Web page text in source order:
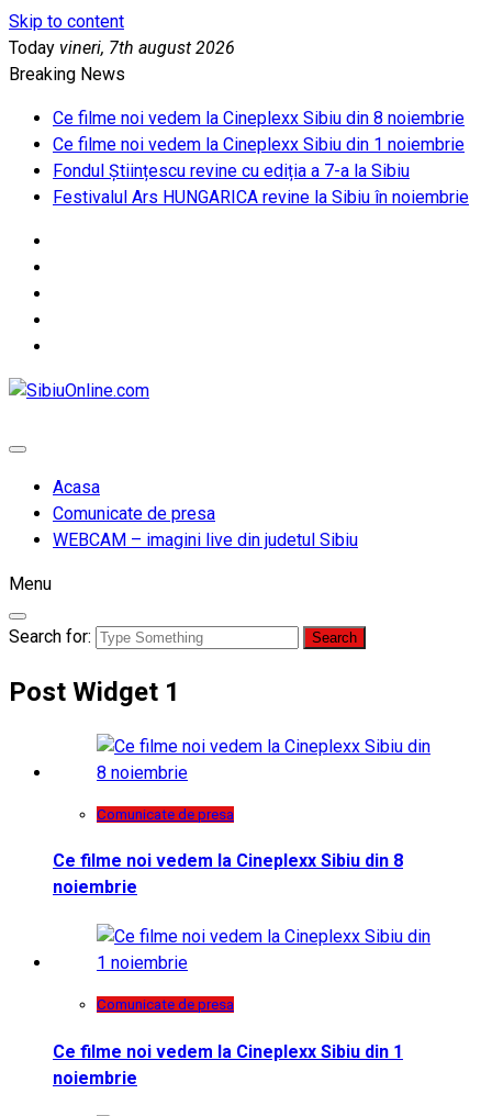
Skip to content
Today vineri, 7th august 2026
Breaking News
Ce filme noi vedem la Cineplexx Sibiu din 8 noiembrie
Ce filme noi vedem la Cineplexx Sibiu din 1 noiembrie
Fondul Științescu revine cu ediția a 7-a la Sibiu
Festivalul Ars HUNGARICA revine la Sibiu în noiembrie
Acasa
Comunicate de presa
WEBCAM – imagini live din judetul Sibiu
Menu
Search for:
Post Widget 1
Comunicate de presa
Ce filme noi vedem la Cineplexx Sibiu din 8
noiembrie
Comunicate de presa
Ce filme noi vedem la Cineplexx Sibiu din 1
noiembrie